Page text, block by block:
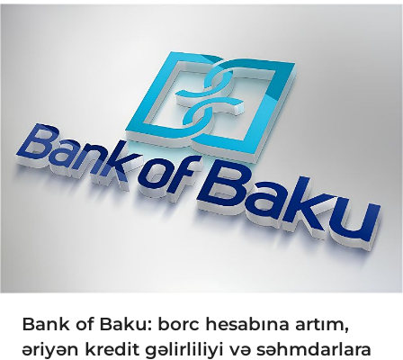
Bank of Baku: borc hesabına artım,
əriyən kredit gəlirliliyi və səhmdarlara